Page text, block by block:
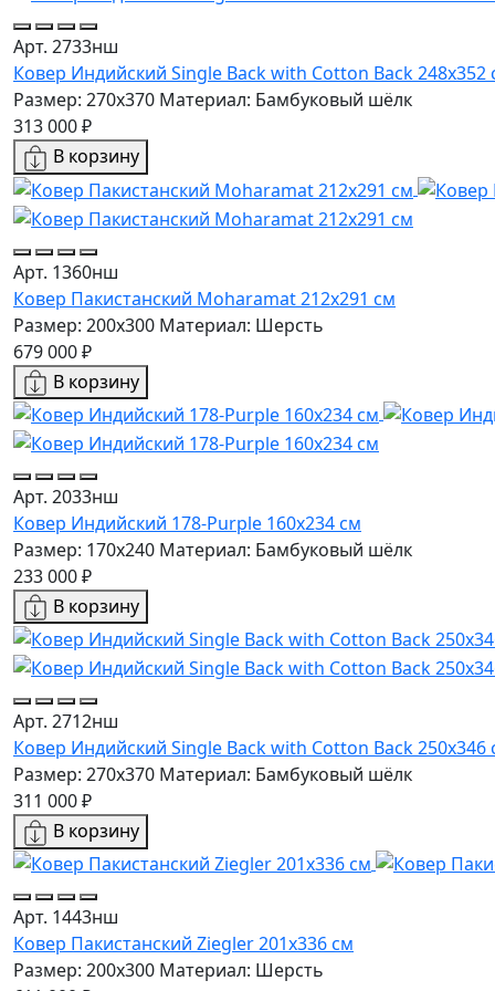
Арт. 2733нш
Ковер Индийский Single Back with Cotton Back 248x352
Размер: 270x370 Материал: Бамбуковый шёлк
313 000 ₽
В корзину
Арт. 1360нш
Ковер Пакистанский Moharamat 212x291 см
Размер: 200x300 Материал: Шерсть
679 000 ₽
В корзину
Арт. 2033нш
Ковер Индийский 178-Purple 160x234 см
Размер: 170x240 Материал: Бамбуковый шёлк
233 000 ₽
В корзину
Арт. 2712нш
Ковер Индийский Single Back with Cotton Back 250x346
Размер: 270x370 Материал: Бамбуковый шёлк
311 000 ₽
В корзину
Арт. 1443нш
Ковер Пакистанский Ziegler 201x336 см
Размер: 200x300 Материал: Шерсть